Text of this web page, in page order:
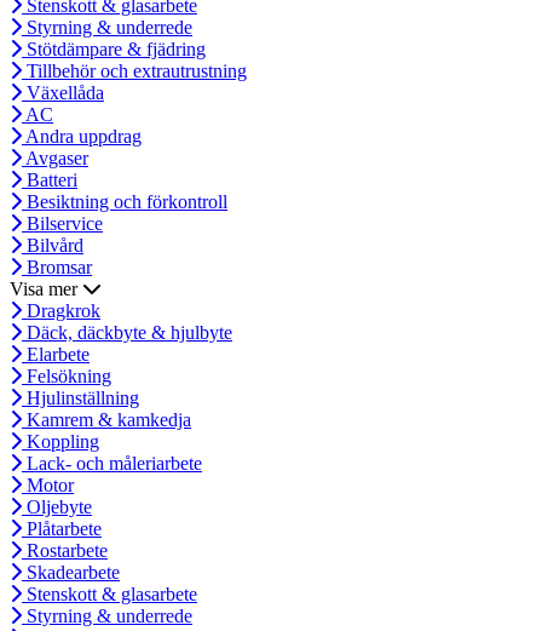
Stenskott & glasarbete
Styrning & underrede
Stötdämpare & fjädring
Tillbehör och extrautrustning
Växellåda
AC
Andra uppdrag
Avgaser
Batteri
Besiktning och förkontroll
Bilservice
Bilvård
Bromsar
Visa mer
Dragkrok
Däck, däckbyte & hjulbyte
Elarbete
Felsökning
Hjulinställning
Kamrem & kamkedja
Koppling
Lack- och måleriarbete
Motor
Oljebyte
Plåtarbete
Rostarbete
Skadearbete
Stenskott & glasarbete
Styrning & underrede